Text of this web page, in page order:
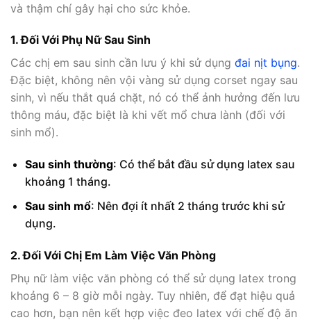
và thậm chí gây hại cho sức khỏe.
1. Đối Với Phụ Nữ Sau Sinh
Các chị em sau sinh cần lưu ý khi sử dụng đai nịt bụng.
Đặc biệt, không nên vội vàng sử dụng corset ngay sau
sinh, vì nếu thắt quá chặt, nó có thể ảnh hưởng đến lưu
thông máu, đặc biệt là khi vết mổ chưa lành (đối với
sinh mổ).
Sau sinh thường: Có thể bắt đầu sử dụng latex sau
khoảng 1 tháng.
Sau sinh mổ: Nên đợi ít nhất 2 tháng trước khi sử
dụng.
2. Đối Với Chị Em Làm Việc Văn Phòng
Phụ nữ làm việc văn phòng có thể sử dụng latex trong
khoảng 6 – 8 giờ mỗi ngày. Tuy nhiên, để đạt hiệu quả
cao hơn, bạn nên kết hợp việc đeo latex với chế độ ăn